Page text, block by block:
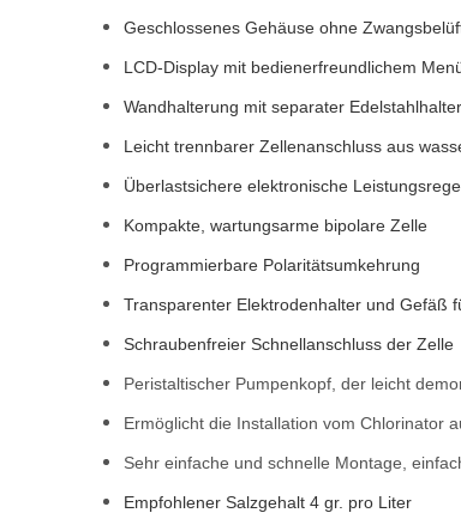
Geschlossenes Gehäuse ohne
LCD-Display mit bedienerfreundlichem
Wandhalterung mit separater
Leicht trennbarer Zellenanschluss aus
Überlastsichere elektronische
Kompakte, wartungsarme bipolare Zelle
Programmierbare Polaritätsumkehrung
Transparenter Elektrodenhalter und Gefäß
Schraubenfreier Schnellanschluss der Zelle
Peristaltischer Pumpenkopf, der leicht
Ermöglicht die Installation vom Chlorinator
Sehr einfache und schnelle Montage,
Empfohlener Salzgehalt 4 gr. pro Liter